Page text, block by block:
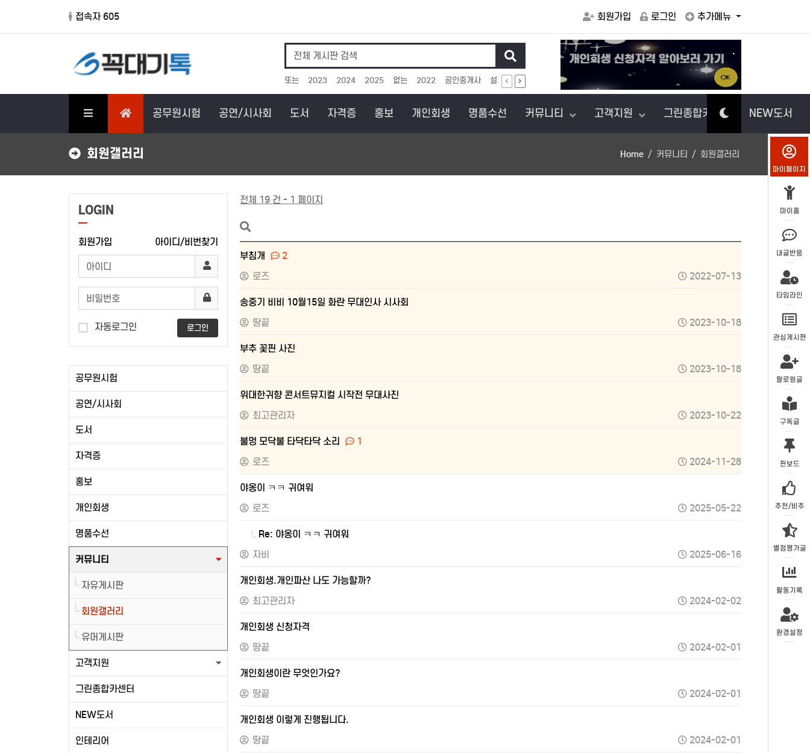
접속자 605 회원가입 로그인 추가메뉴
인기검색어
또는 2023 2024 2025 없는 2022 공인중개사 설계 보상 아이에게
.
공무원시험 공연/시사회 도서 자격증 홍보 개인회생 명품수선 커뮤니티 고객지원 그린종합카센터 NEW도서
회원갤러리 Home 커뮤니티 회원갤러리
LOGIN
회원가입 아이디/비번찾기
자동로그인 로그인
공무원시험
공연/시사회
도서
자격증
홍보
개인회생
명품수선
커뮤니티
자유게시판
회원갤러리
유머게시판
고객지원
그린종합카센터
NEW도서
인테리어
전체 19 건 - 1 페이지
부침개
2
로즈
2022-07-13
송중기 비비 10월15일 화란 무대인사 시사회
땅끝
2023-10-18
부추 꽃핀 사진
땅끝
2023-10-18
위대한귀향 콘서트뮤지컬 시작전 무대사진
최고관리자
2023-10-22
불멍 모닥불 타닥타닥 소리
1
로즈
2024-11-28
야옹이 ㅋㅋ 귀여워
로즈
2025-05-22
Re: 야옹이 ㅋㅋ 귀여워
자비
2025-06-16
개인회생.개인파산 나도 가능할까?
최고관리자
2024-02-02
개인회생 신청자격
땅끝
2024-02-01
개인회생이란 무엇인가요?
땅끝
2024-02-01
개인회생 이렇게 진행됩니다.
땅끝
2024-02-01
마이페이지
마이홈
내글반응
타임라인
관심게시판
팔로윙글
구독글
핀보드
추천/비추
별점평가글
활동기록
환경설정